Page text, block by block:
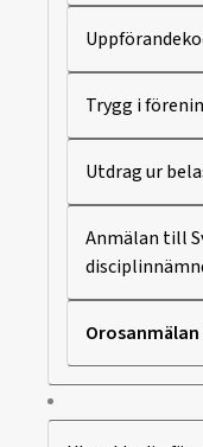
Trygg i
Utdrag ur
Anmälan till